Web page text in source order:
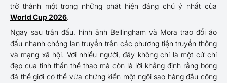
trở thành một trong những phát hiện đáng chú ý nhất của
World Cup 2026.
Ngay sau trận đấu, hình ảnh Bellingham và Mora trao đổi áo
đấu nhanh chóng lan truyền trên các phương tiện truyền thông
và mạng xã hội. Với nhiều người, đây không chỉ là một cử chỉ
đẹp của tinh thần thể thao mà còn là lời khẳng định rằng bóng
đá thế giới có thể vừa chứng kiến một ngôi sao hàng đầu công